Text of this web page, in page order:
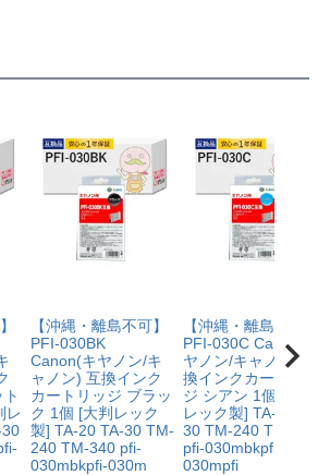
前に必ず当店までご連絡をいただきサ
商品を当店指定の方法で返送いただく
証期間（ご購入日から1年間）を過ぎ
絡をいただくこと
要になったから」「注文を間違えた」
ないこと
善する場合もありますので、まずは当
前に、必ず当店へご連絡をいただくこ
が保証期間内であることを証明できる
収書など）をご提示いただくこと。
因でプリンターが故障したことがわか
修理を依頼されてないこと。
レ
30
【沖縄・離島不可】
PFI-030BK
Canon(キヤノン/キ
ャノン) 互換インク
カートリッジ ブラッ
ク 1個 [大判レック
製] TA-20 TA-30 TM-
240 TM-340 pfi-
030mbkpfi-030m
【沖縄・離島不可
PFI-030C Canon(
ヤノン/キャノン) 互
換インクカートリ
ジ シアン 1個 [大判
レック製] TA-20
30 TM-240 TM-340
pfi-030mbkpfi-
030mpfi